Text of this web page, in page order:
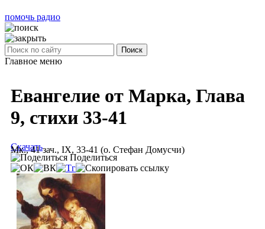
помочь радио
Поиск
Главное меню
Евангелие от Марка, Глава
9, стихи 33-41
Мк., 41 зач., IX, 33-41 (о. Стефан Домусчи)
Скачать
Поделиться